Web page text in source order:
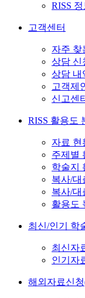
RISS
고객센터
자주 찾
상담 신
상담 내
고객제
신고센
RISS 활용도
자료 현
주제별
학술지
복사/대
복사/대
활용도
최신/인기 학
최신자
인기자
해외자료신